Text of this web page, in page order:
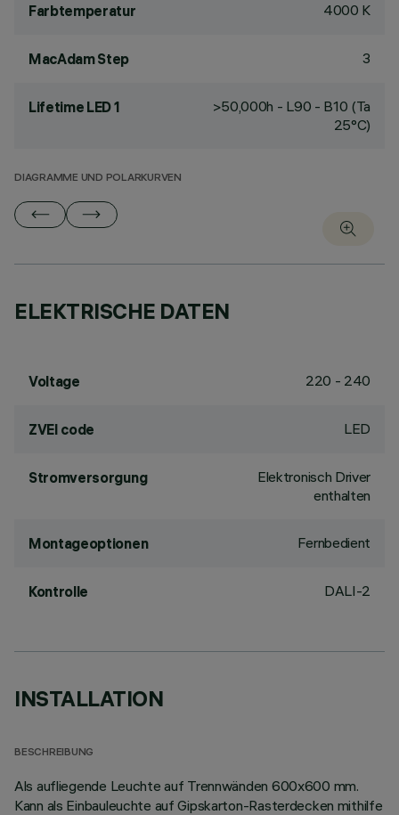
Farbtemperatur 4000 K
MacAdam Step 3
Lifetime LED 1
>50,000h - L90 - B10 (Ta
25°C)
DIAGRAMME UND POLARKURVEN
ELEKTRISCHE DATEN
Voltage 220 - 240
ZVEI code LED
Stromversorgung
Elektronisch Driver
enthalten
Montageoptionen Fernbedient
Kontrolle DALI-2
INSTALLATION
BESCHREIBUNG
Als aufliegende Leuchte auf Trennwänden 600x600 mm.
Kann als Einbauleuchte auf Gipskarton-Rasterdecken mithilfe